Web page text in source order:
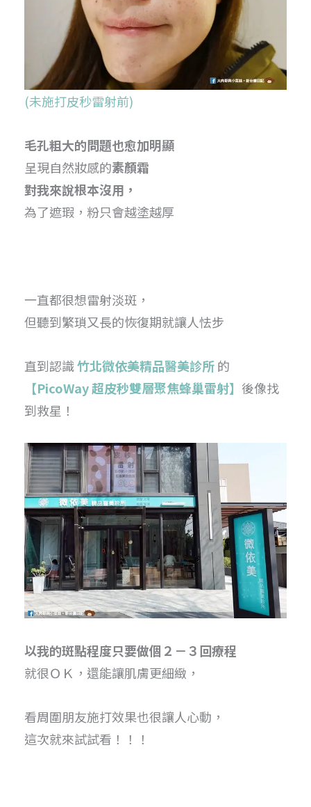
(未施打皮秒雷射前)
毛孔粗大的問題也愈加明顯
呈現自然妝感的素顏霜
對我來說根本沒用，
為了遮瑕，粉只會越塗越厚
一直都很想雷射淡斑，
但聽到繁瑣又長的恢復期就讓人怯步
直到認識竹北微依美精品醫美診所的
【PicoWay 超皮秒雙層聚焦蜂巢雷射】 後像找
到救星！
以我的斑點程度只要做個２－３回療程
就很ＯＫ，還能讓肌膚更細緻，
看周圍朋友施打效果也很讓人心動，
這次就來試試看！！！